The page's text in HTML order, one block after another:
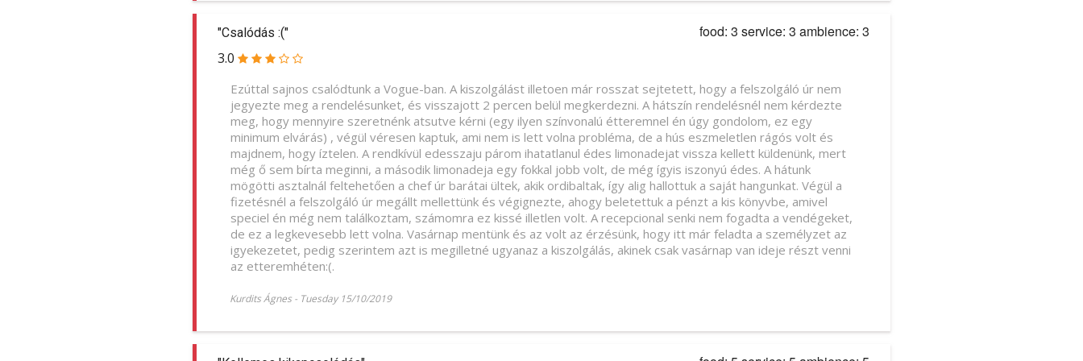
"Csalódás :("
3.0
food: 3 service: 3 ambience: 3
Ezúttal sajnos csalódtunk a Vogue-ban. A kiszolgálást illetoen már rosszat sejtetett, hogy a felszolgáló úr nem
jegyezte meg a rendelésunket, és visszajott 2 percen belül megkerdezni. A hátszín rendelésnél nem kérdezte
meg, hogy mennyire szeretnénk atsutve kérni (egy ilyen színvonalú étteremnel én úgy gondolom, ez egy
minimum elvárás) , végül véresen kaptuk, ami nem is lett volna probléma, de a hús eszmeletlen rágós volt és
majdnem, hogy íztelen. A rendkívül edesszaju párom ihatatlanul édes limonadejat vissza kellett küldenünk, mert
még ő sem bírta meginni, a második limonadeja egy fokkal jobb volt, de még ígyis iszonyú édes. A hátunk
mögötti asztalnál feltehetően a chef úr barátai ültek, akik ordibaltak, így alig hallottuk a saját hangunkat. Végül a
fizetésnél a felszolgáló úr megállt mellettünk és végignezte, ahogy beletettuk a pénzt a kis könyvbe, amivel
speciel én még nem találkoztam, számomra ez kissé illetlen volt. A recepcional senki nem fogadta a vendégeket,
de ez a legkevesebb lett volna. Vasárnap mentünk és az volt az érzésünk, hogy itt már feladta a személyzet az
igyekezetet, pedig szerintem azt is megilletné ugyanaz a kiszolgálás, akinek csak vasárnap van ideje részt venni
az etteremhéten:(.
Kurdits Ágnes - Tuesday 15/10/2019